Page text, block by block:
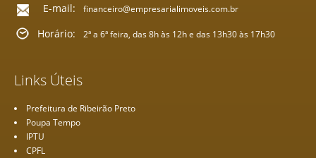
E-mail: financeiro@empresarialimoveis.com.br
Horário: 2ª a 6ª feira, das 8h às 12h e das 13h30 às 17h30
Links Úteis
Prefeitura de Ribeirão Preto
Poupa Tempo
IPTU
CPFL